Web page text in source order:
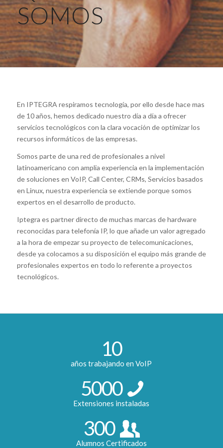
SOMOS
En IPTEGRA respiramos tecnología, por ello desde hace mas
de 10 años, hemos dedicado nuestro día a día a ofrecer
servicios tecnológicos con la clara vocación de optimizar los
recursos informáticos de las empresas.
Somos parte de una red de profesionales a nivel
latinoamericano con amplia experiencia en la implementación
de soluciones en VoIP, Call Center, CRMs, Servicios basados
en Linux, nuestra experiencia se extiende porque somos
expertos en el desarrollo de producto.
Iptegra es partner directo de muchas marcas de hardware
reconocidas para telefonía IP, lo que añade un valor agregado
a la hora de empezar su proyecto de telecomunicaciones,
desde ya colocamos a su disposición el equipo más grande de
profesionales expertos en todo lo referente a proyectos
tecnológicos.
10
años trabajando en VoIP
5000
Extensiones instaladas
300
Alumnos Certificados